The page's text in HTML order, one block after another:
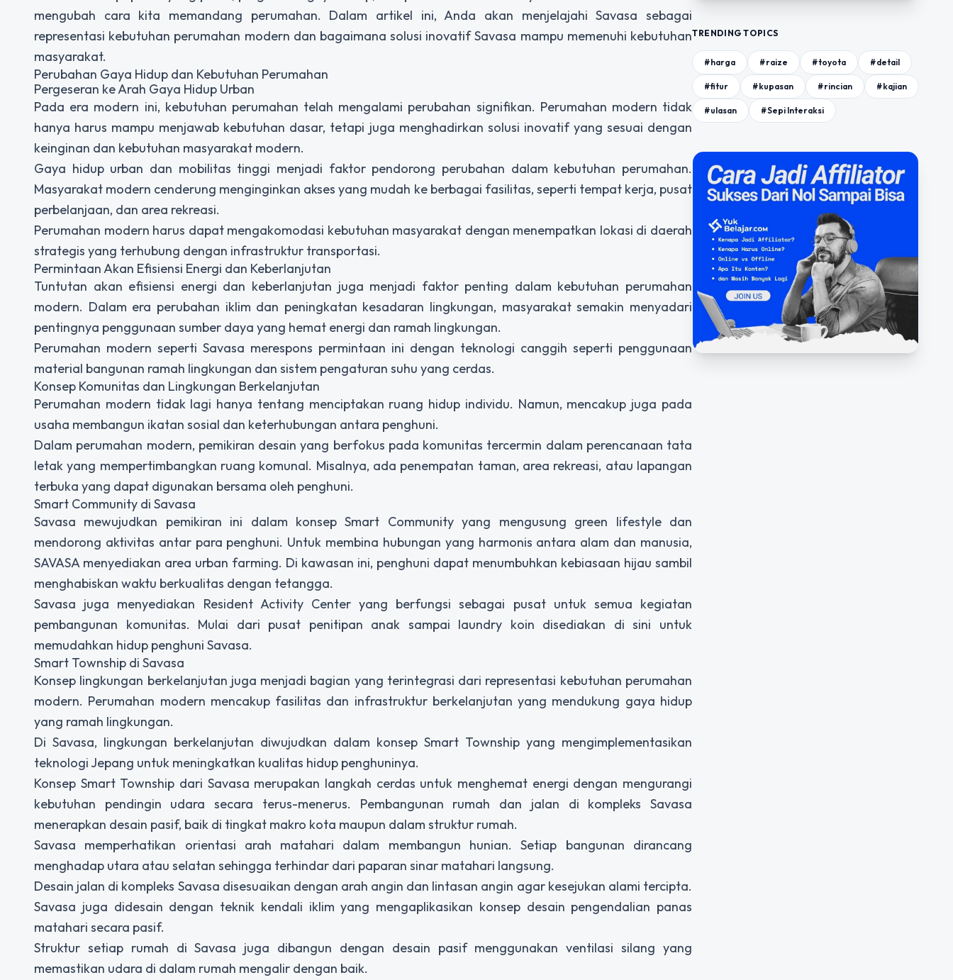
mengubah cara kita memandang perumahan. Dalam artikel ini, Anda akan menjelajahi Savasa sebagai
representasi kebutuhan perumahan modern dan bagaimana solusi inovatif Savasa mampu memenuhi kebutuhan
masyarakat.
Perubahan Gaya Hidup dan Kebutuhan Perumahan
Pergeseran ke Arah Gaya Hidup Urban
Pada era modern ini, kebutuhan perumahan telah mengalami perubahan signifikan. Perumahan modern tidak
hanya harus mampu menjawab kebutuhan dasar, tetapi juga menghadirkan solusi inovatif yang sesuai dengan
keinginan dan kebutuhan masyarakat modern.
Gaya hidup urban dan mobilitas tinggi menjadi faktor pendorong perubahan dalam kebutuhan perumahan.
Masyarakat modern cenderung menginginkan akses yang mudah ke berbagai fasilitas, seperti tempat kerja, pusat
perbelanjaan, dan area rekreasi.
Perumahan modern harus dapat mengakomodasi kebutuhan masyarakat dengan menempatkan lokasi di daerah
strategis yang terhubung dengan infrastruktur transportasi.
Permintaan Akan Efisiensi Energi dan Keberlanjutan
Tuntutan akan efisiensi energi dan keberlanjutan juga menjadi faktor penting dalam kebutuhan perumahan
modern. Dalam era perubahan iklim dan peningkatan kesadaran lingkungan, masyarakat semakin menyadari
pentingnya penggunaan sumber daya yang hemat energi dan ramah lingkungan.
Perumahan modern seperti Savasa merespons permintaan ini dengan teknologi canggih seperti penggunaan
material bangunan ramah lingkungan dan sistem pengaturan suhu yang cerdas.
Konsep Komunitas dan Lingkungan Berkelanjutan
Perumahan modern tidak lagi hanya tentang menciptakan ruang hidup individu. Namun, mencakup juga pada
usaha membangun ikatan sosial dan keterhubungan antara penghuni.
Dalam perumahan modern, pemikiran desain yang berfokus pada komunitas tercermin dalam perencanaan tata
letak yang mempertimbangkan ruang komunal. Misalnya, ada penempatan taman, area rekreasi, atau lapangan
terbuka yang dapat digunakan bersama oleh penghuni.
Smart Community di Savasa
Savasa mewujudkan pemikiran ini dalam konsep Smart Community yang mengusung green lifestyle dan
mendorong aktivitas antar para penghuni. Untuk membina hubungan yang harmonis antara alam dan manusia,
SAVASA menyediakan area urban farming. Di kawasan ini, penghuni dapat menumbuhkan kebiasaan hijau sambil
menghabiskan waktu berkualitas dengan tetangga.
Savasa juga menyediakan Resident Activity Center yang berfungsi sebagai pusat untuk semua kegiatan
pembangunan komunitas. Mulai dari pusat penitipan anak sampai laundry koin disediakan di sini untuk
memudahkan hidup penghuni Savasa.
Smart Township di Savasa
Konsep lingkungan berkelanjutan juga menjadi bagian yang terintegrasi dari representasi kebutuhan perumahan
modern. Perumahan modern mencakup fasilitas dan infrastruktur berkelanjutan yang mendukung gaya hidup
yang ramah lingkungan.
Di Savasa, lingkungan berkelanjutan diwujudkan dalam konsep Smart Township yang mengimplementasikan
teknologi Jepang untuk meningkatkan kualitas hidup penghuninya.
Konsep Smart Township dari Savasa merupakan langkah cerdas untuk menghemat energi dengan mengurangi
kebutuhan pendingin udara secara terus-menerus. Pembangunan rumah dan jalan di kompleks Savasa
menerapkan desain pasif, baik di tingkat makro kota maupun dalam struktur rumah.
Savasa memperhatikan orientasi arah matahari dalam membangun hunian. Setiap bangunan dirancang
menghadap utara atau selatan sehingga terhindar dari paparan sinar matahari langsung.
Desain jalan di kompleks Savasa disesuaikan dengan arah angin dan lintasan angin agar kesejukan alami tercipta.
Savasa juga didesain dengan teknik kendali iklim yang mengaplikasikan konsep desain pengendalian panas
matahari secara pasif.
Struktur setiap rumah di Savasa juga dibangun dengan desain pasif menggunakan ventilasi silang yang
memastikan udara di dalam rumah mengalir dengan baik.
TRENDING TOPICS
#harga #raize #toyota #detail
#fitur #kupasan #rincian #kajian
#ulasan #Sepi Interaksi